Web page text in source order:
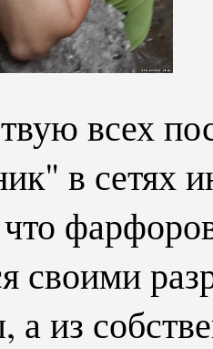
всех
в сетях
своими
а из